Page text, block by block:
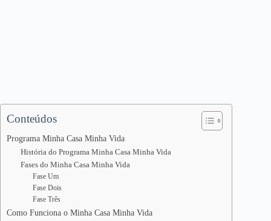
Conteúdos
Programa Minha Casa Minha Vida
História do Programa Minha Casa Minha Vida
Fases do Minha Casa Minha Vida
Fase Um
Fase Dois
Fase Três
Como Funciona o Minha Casa Minha Vida